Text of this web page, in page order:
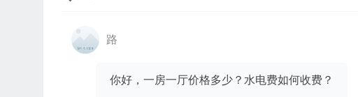
路
你好，一房一厅价格多少？水电费如何收费？